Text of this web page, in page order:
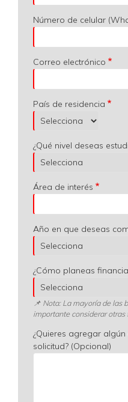
Número de celular
Correo electrónico
País de residencia
¿Qué nivel deseas
Área de interés
Año en que deseas
¿Cómo planeas
📌 Nota: La mayoría de las
importante considerar
¿Quieres agregar
solicitud? (Opcional)